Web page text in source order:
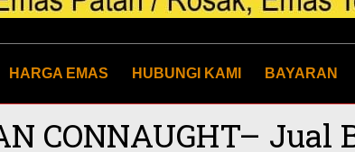
HARGA EMAS HUBUNGI KAMI BAYARAN
CONNAUGHT– Jual